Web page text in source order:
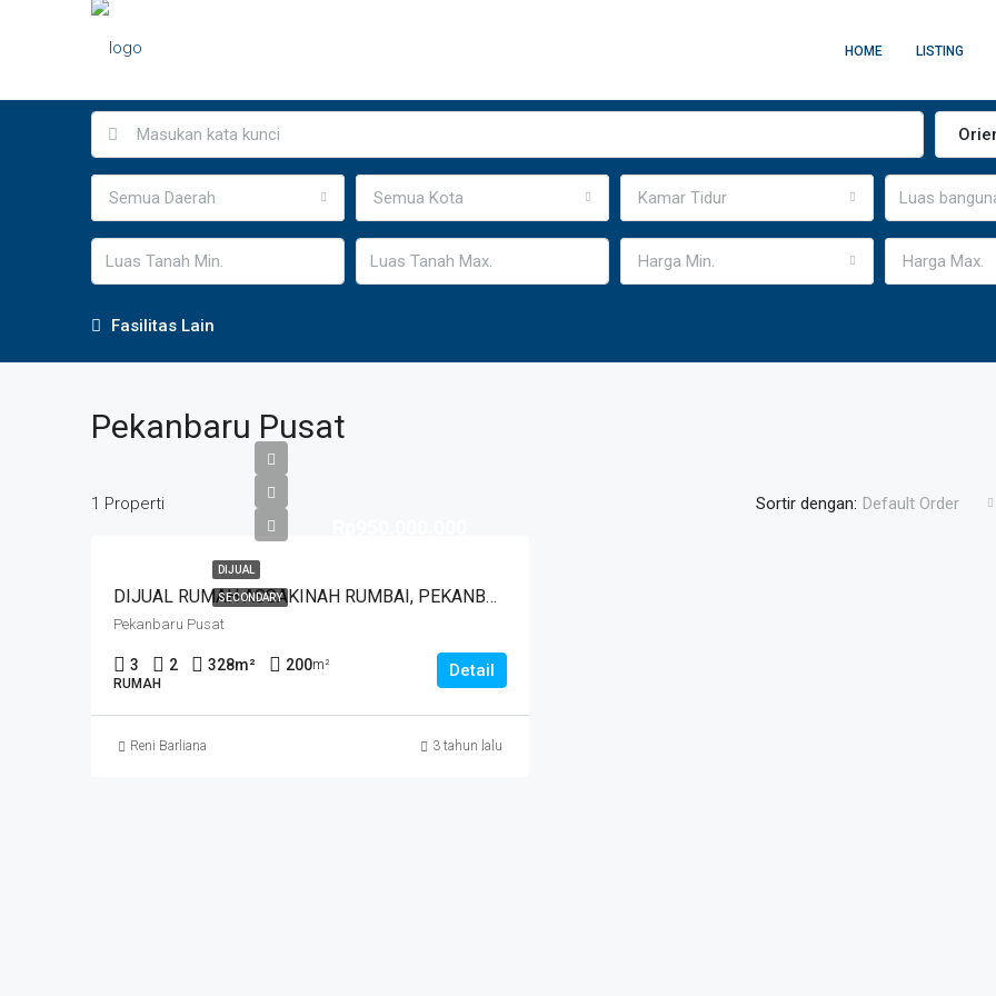
HOME LISTING
Semua Daerah Semua Kota Kamar Tidur
Harga Min. Harga Max.
Fasilitas Lain
Pekanbaru Pusat
1 Properti Sortir dengan: Default Order
DIJUAL
SECONDARY DIJUAL RUMAH ASSAKINAH RUMBAI, PEKANBARU, PEKANBARU
Pekanbaru Pusat
3 2 328m² 200m²
RUMAH
Detail
Reni Barliana 3 tahun lalu